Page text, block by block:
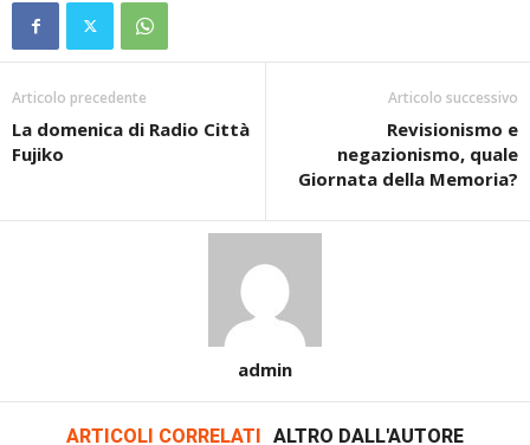
Articolo precedente
La domenica di Radio Città
Fujiko
Articolo successivo
Revisionismo e
negazionismo, quale
Giornata della Memoria?
admin
ARTICOLI CORRELATI ALTRO DALL'AUTORE